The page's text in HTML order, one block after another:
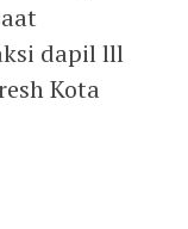
dapil lll
Kota